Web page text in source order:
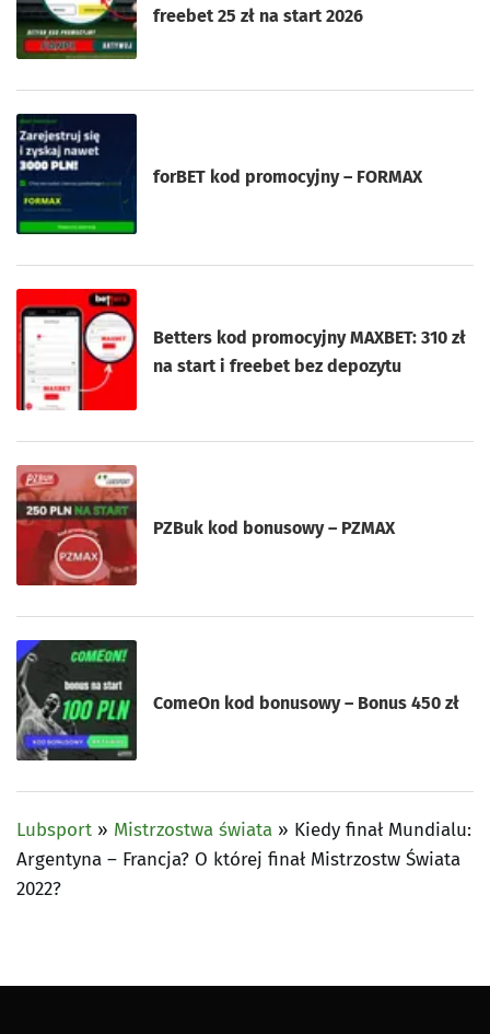
freebet 25 zł na start 2026
forBET kod promocyjny – FORMAX
Betters kod promocyjny MAXBET: 310 zł
na start i freebet bez depozytu
PZBuk kod bonusowy – PZMAX
ComeOn kod bonusowy – Bonus 450 zł
Lubsport » Mistrzostwa świata » Kiedy finał Mundialu:
Argentyna – Francja? O której finał Mistrzostw Świata
2022?